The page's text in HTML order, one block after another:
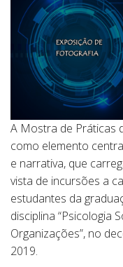
A Mostra de Práticas
como elemento
e narrativa, que
vista de incursões a
estudantes da
disciplina “Psicologia
Organizações”, no
2019.